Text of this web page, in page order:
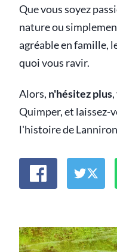
Que vous soyez
nature ou
agréable en famille,
quoi vous ravir.
Alors, n'hésitez plus
Quimper, et laissez-
l'histoire de